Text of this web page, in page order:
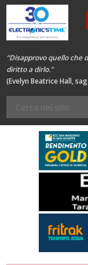
“Disapprovo quello
diritto a dirlo.”
(Evelyn Beatrice Hall,